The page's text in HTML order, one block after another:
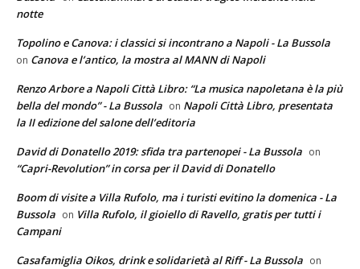
notte
Topolino e Canova: i classici si incontrano a Napoli - La Bussola
on Canova e l’antico, la mostra al MANN di Napoli
Renzo Arbore a Napoli Città Libro: “La musica napoletana è la più
bella del mondo” - La Bussola on Napoli Città Libro, presentata
la II edizione del salone dell’editoria
David di Donatello 2019: sfida tra partenopei - La Bussola on
“Capri-Revolution” in corsa per il David di Donatello
Boom di visite a Villa Rufolo, ma i turisti evitino la domenica - La
Bussola on Villa Rufolo, il gioiello di Ravello, gratis per tutti i
Campani
Casafamiglia Oikos, drink e solidarietà al Riff - La Bussola on